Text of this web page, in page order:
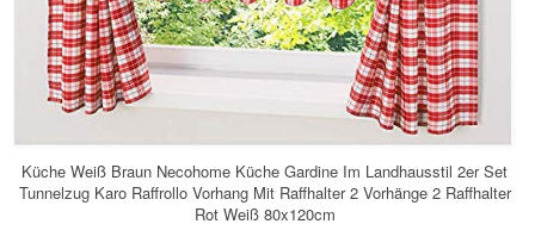
Küche Weiß Braun Necohome Küche Gardine Im Landhausstil 2er Set
Tunnelzug Karo Raffrollo Vorhang Mit Raffhalter 2 Vorhänge 2 Raffhalter
Rot Weiß 80x120cm